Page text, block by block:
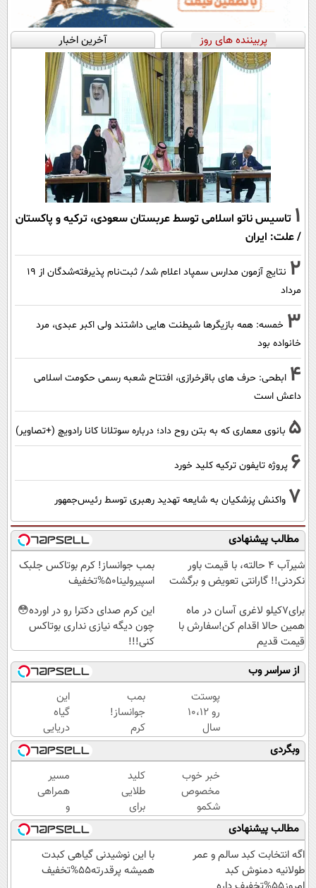
پربیننده های روز آخرین اخبار
1 تاسیس ناتو اسلامی توسط عربستان سعودی، ترکیه و پاکستان
/ علت: ایران
2
نتایج آزمون مدارس سمپاد اعلام شد/ ثبت‌نام پذیرفته‌شدگان از ۱۹
مرداد
3 خمسه: همه بازیگرها شیطنت هایی داشتند ولی اکبر عبدی، مرد
خانواده بود
4 ابطحی: حرف های باقرخرازی، افتتاح شعبه رسمی حکومت اسلامی
داعش است
5 بانوی معماری که به بتن روح داد؛ درباره سوتلانا کانا رادویچ (+تصاویر)
6 پروژه تایفون ترکیه کلید خورد
7 واکنش پزشکیان به شایعه تهدید رهبری توسط رئیس‌جمهور
مطالب پیشنهادی
شیر‌آب ۴ حالته، با قیمت باور
نکردنی!! گارانتی تعویض و برگشت
بمب جوانساز! کرم بوتاکس جلبک
اسپیرولینا50%تخفیف
برای7کیلو لاغری آسان در ماه
همین حالا اقدام کن!سفارش با
قیمت قدیم
این کرم صدای دکترا رو در اورده😳
چون دیگه نیازی نداری بوتاکس
کنی!!!
از سراسر وب
پوستت
رو 10،12
سال
جوان
کن
(تخفیف
تا
امشب)
بمب
جوانساز!
کرم
بوتاکس
جلبک
اسپیرولینا50%تخفیف
این
گیاه
دریایی
پوستت
رو
طوری
صاف
میکنه
انگار
20سال
جوون
شدی
وبگردی
خبر خوب
مخصوص
شکمو
ها!
آسون
ترین
کلید
طلایی
برای
سوزاندن
چربی
های
مزاحم
مسیر
همراهی
و
گزارش
عملکرد
گروه
اسنپ
مطالب پیشنهادی
اگه انتخابت کبد سالم و عمر
طولانیه دمنوش کبد
با این نوشیدنی گیاهی کبدت
همیشه پرقدرته55%تخفیف